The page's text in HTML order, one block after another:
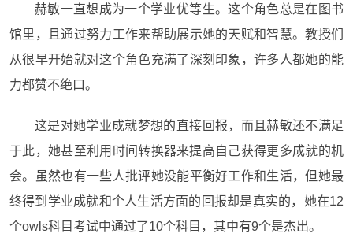
赫敏一直想成为一个学业优等生。这个角色总是在图书
馆里，
且通过努力工作来帮助展示她的天赋和智慧。教授们
从很早开始就对这个角色充满了深刻 印象，许多人都她的能
力都赞不绝口。
这是对她学业成就梦想的直接回报， 而且赫敏还不满足
于此， 她甚至利用时间转换器来提高自己获得更多成就的机
会。虽然也有一些人批评她没能平衡好工作和生活，但她最
终得到 学业成就和个人生活方面的 回报却是真实的，她在12
个owl s科目考试中通过了10个科目 ，其中有9个是杰出。